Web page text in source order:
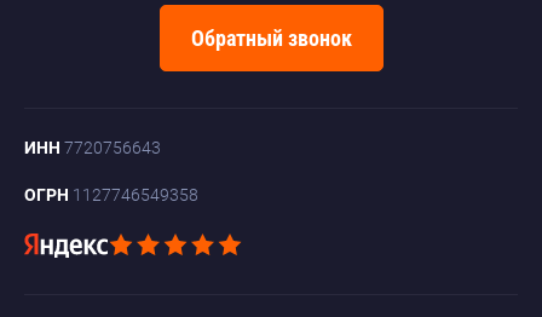
Обратный звонок
ИНН 7720756643
ОГРН 1127746549358